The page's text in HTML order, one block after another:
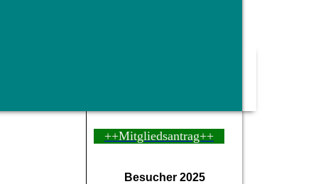
++Mitgliedsantrag++
Besucher 2025